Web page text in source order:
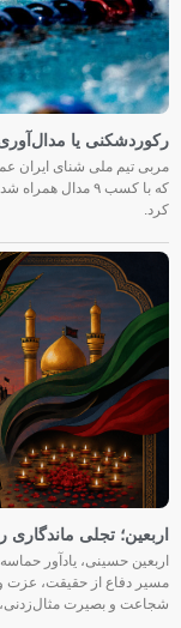
رکوردشکنی یا
مربی تیم ملی شنای ایران
که با کسب ۹ مدال
کرد.
اربعین؛ تجلی ماندگاری
اربعین حسینی، یادآور
مسیر دفاع از حقیقت،
شجاعت و بصیرت مثال‌زدنی،